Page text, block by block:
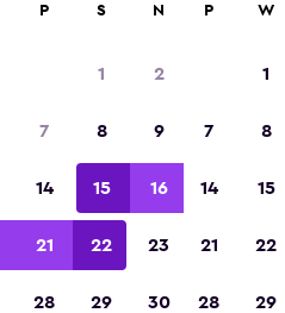
turystyczna w
P S N
1 2
7 8 9
14 15 16
21 22 23
28 29 30
P W
1
7 8
14 15
21 22
28 29